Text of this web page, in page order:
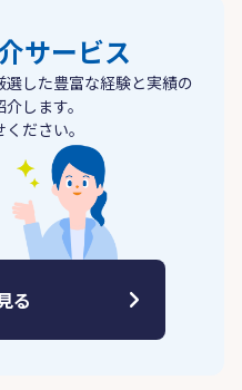
サービス
した豊富な経験と実績の
します。
ださい。
る